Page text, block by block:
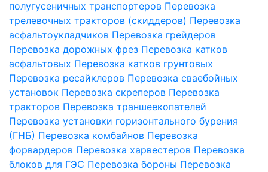
полугусеничных транспортеров Перевозка
трелевочных тракторов (скиддеров) Перевозка
асфальтоукладчиков Перевозка грейдеров
Перевозка дорожных фрез Перевозка катков
асфальтовых Перевозка катков грунтовых
Перевозка ресайклеров Перевозка сваебойных
установок Перевозка скреперов Перевозка
тракторов Перевозка траншеекопателей
Перевозка установки горизонтального бурения
(ГНБ) Перевозка комбайнов Перевозка
форвардеров Перевозка харвестеров Перевозка
блоков для ГЭС Перевозка бороны Перевозка